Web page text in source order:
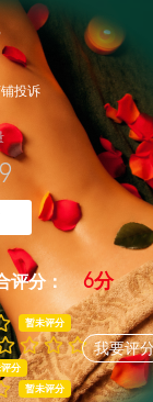
投诉
分： 6分
暂未评分
分
暂未评分
我要评